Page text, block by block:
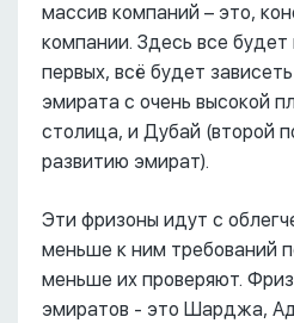
массив компаний – это,
компании. Здесь все
первых, всё будет
эмирата с очень высокой
столица, и Дубай (второй
развитию эмират).
Эти фризоны идут с
меньше к ним требований
меньше их проверяют.
эмиратов - это Шарджа,